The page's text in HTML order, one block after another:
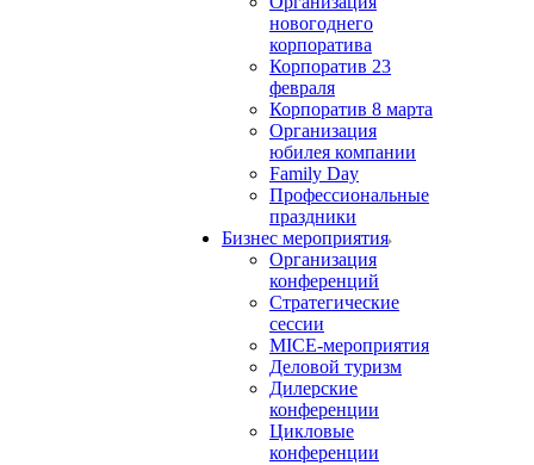
новогоднего
корпоратива
Корпоратив 23
февраля
Корпоратив 8 марта
Организация
юбилея компании
Family Day
Профессиональные
праздники
Бизнес мероприятия
Организация
конференций
Стратегические
сессии
MICE-мероприятия
Деловой туризм
Дилерские
конференции
Цикловые
конференции